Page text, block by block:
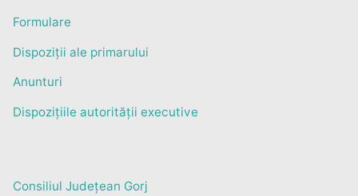
Formulare
Dispoziții ale primarului
Anunturi
Dispozițiile autorității executive
Consiliul Județean Gorj